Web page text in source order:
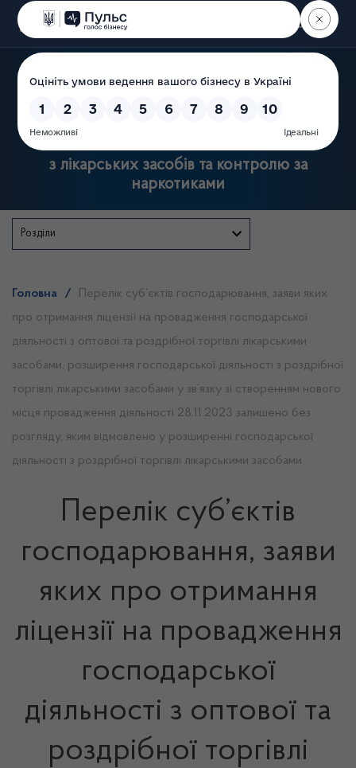
Пошук
Державна служба України
з лікарських засобів та контролю за
наркотиками
Розділи
Головна /
Перелік суб’єктів господарювання, заяви яких
про отримання ліцензії на провадження господарської
діяльності з оптової та роздрібної торгівлі лікарськими
засобами, розширення господарської діяльності з роздрібної
торгівлі лікарськими засобами у зв’язку зі створенням нового
місця провадження діяльності 28.11.2023 залишено без
розгляду, яким відмовлено у розширенні господарської
діяльності з роздрібної торгівлі лікарськими засобами
Перелік суб’єктів
господарювання, заяви
яких про отримання
ліцензії на провадження
господарської
діяльності з оптової та
роздрібної торгівлі